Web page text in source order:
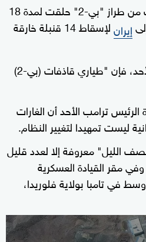
وأوضح كين أن سبع قاذفات من طراز "بي-2" حلقت لمدة 18
إيران
لإسقاط 14 قنبلة خارقة
ووفقما ذكر ترامب، مساء الأحد، فإن "طياري قاذفات (بي-2)
ترامب الأحد أن الغارات
ليست تمهيدا لتغيير النظام.
الليل" معروفة إلا لعدد قليل
مقر القيادة العسكرية
في تامبا بولاية فلوريدا،
0
seconds